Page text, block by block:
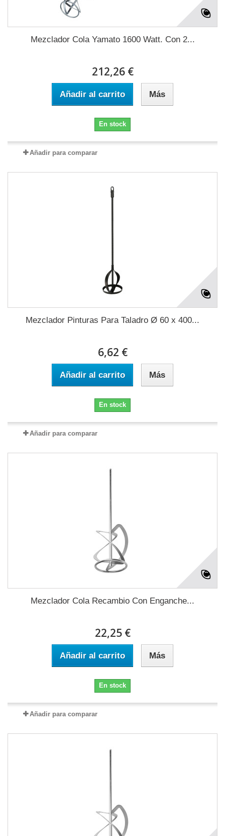
Mezclador Cola Yamato 1600 Watt. Con 2...
212,26 €
Añadir al carrito Más
En stock
Añadir para comparar
Mezclador Pinturas Para Taladro Ø 60 x 400...
6,62 €
Añadir al carrito Más
En stock
Añadir para comparar
Mezclador Cola Recambio Con Enganche...
22,25 €
Añadir al carrito Más
En stock
Añadir para comparar